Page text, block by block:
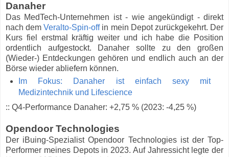
Danaher
Das MedTech-Unternehmen ist - wie angekündigt - direkt
nach demVeralto-Spin-offin mein Depot zurückgekehrt. Der
Kurs fiel erstmal kräftig weiter und ich habe die Position
ordentlich aufgestockt. Danaher sollte zu den großen
(Wieder-) Entdeckungen gehören und endlich auch an der
Börse wieder abliefern können.
Im Fokus: Danaher ist einfach sexy mit
Medizintechnik und Lifescience
:: Q4-Performance Danaher: +2,75 % (2023: -4,25 %)
Opendoor Technologies
Der iBuing-Spezialist Opendoor Technologies ist der Top-
Performer meines Depots in 2023. Auf Jahressicht legte der